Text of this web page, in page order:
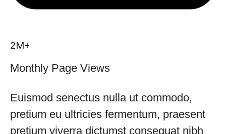
2M+
Monthly Page Views
Euismod senectus nulla ut commodo,
pretium eu ultricies fermentum, praesent
pretium viverra dictumst consequat nibh